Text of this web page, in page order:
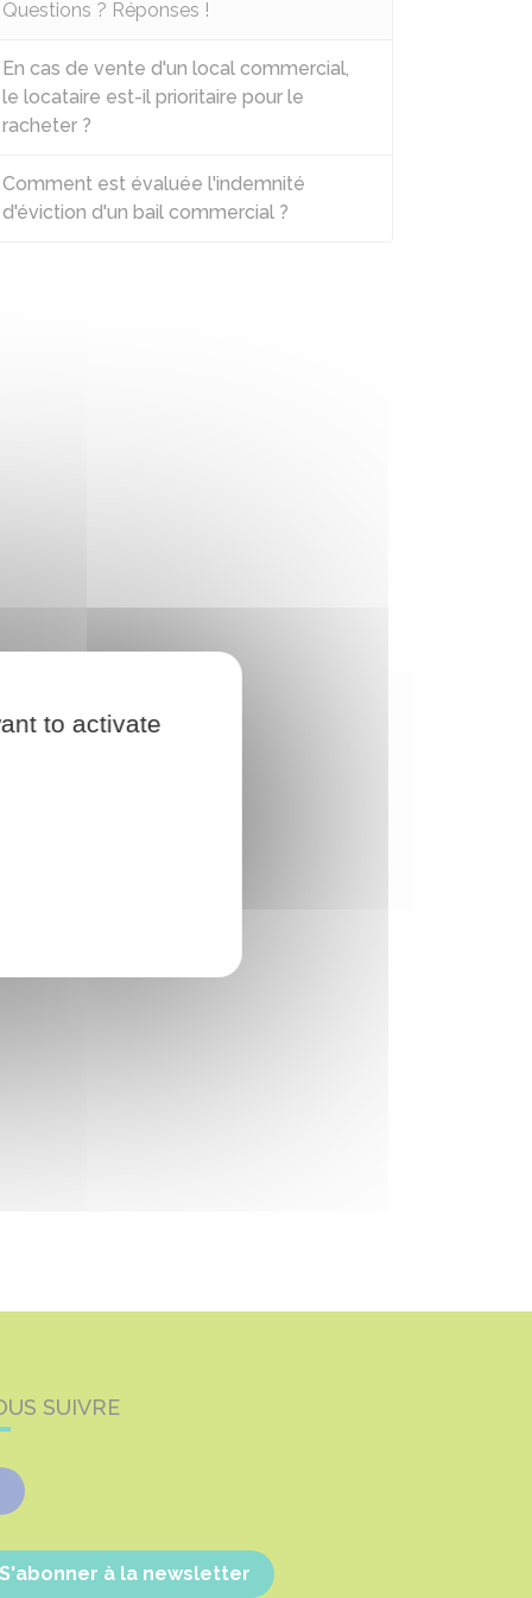
Questions ? Réponses !
En cas de vente d'un local commercial,
le locataire est-il prioritaire pour le
racheter ?
Comment est évaluée l'indemnité
d'éviction d'un bail commercial ?
SUIVRE
Facebook
S'abonner à la newsletter
to activate